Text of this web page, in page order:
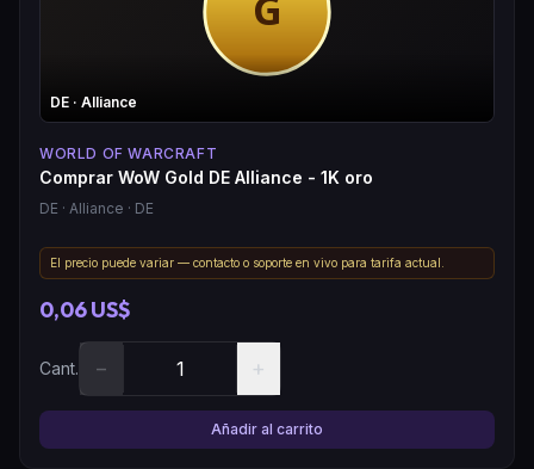
DE · Alliance
WORLD OF WARCRAFT
Comprar WoW Gold DE Alliance - 1K oro
DE · Alliance · DE
El precio puede variar — contacto o soporte en vivo para tarifa actual.
0,06 US$
Cant. − +
Añadir al carrito